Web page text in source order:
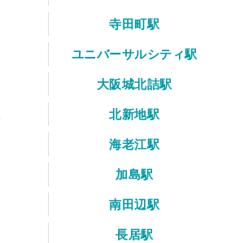
寺田町駅
ユニバーサルシティ駅
大阪城北詰駅
北新地駅
海老江駅
加島駅
南田辺駅
長居駅